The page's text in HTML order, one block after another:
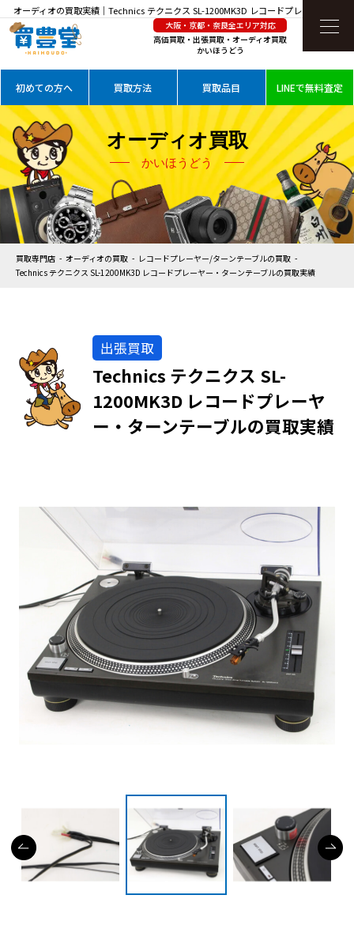
オーディオの買取実績｜Technics テクニクス SL-1200MK3D レコードプレーヤー・ター
ンテーブルを高価買取
大阪・京都・奈良全エリア対応
高価買取・出張買取・オーディオ買取
かいほうどう
初めての方へ 買取方法 買取品目 LINEで無料査定
オーディオ買取
かいほうどう
買取専門店 オーディオの買取
レコードプレーヤー/ターンテーブルの買取
Technics テクニクス SL-1200MK3D レコードプレーヤー・ターンテーブルの買取実績
出張買取
Technics テクニクス SL-
1200MK3D レコードプレーヤ
ー・ターンテーブルの買取実績